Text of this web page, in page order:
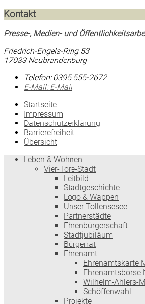
Kontakt
Presse-, Medien- und
Friedrich-Engels-Ring 53
17033 Neubrandenburg
Telefon:0395 555-2672
E-Mail: E-Mail
Startseite
Impressum
Datenschutzerklärung
Barrierefreiheit
Übersicht
Leben & Wohnen
Vier-Tore-Stadt
Leitbild
Stadtgeschichte
Logo & Wappen
Unser Tollensesee
Partnerstädte
Ehrenbürgerschaft
Stadtjubiläum
Bürgerrat
Ehrenamt
Ehrenamtskarte
Ehrenamtsbörse
Wilhelm-Ahlers-
Schöffenwahl
Projekte